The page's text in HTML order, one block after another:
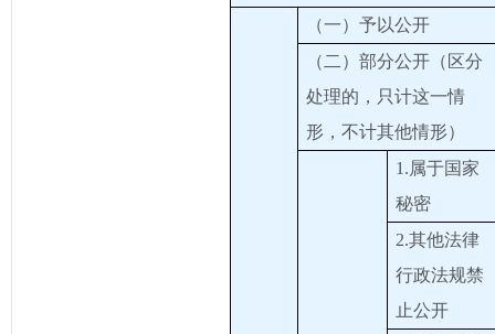
（一）予以公开
（二）部分公开（区分
处理的，只计这一情
形，不计其他情形）
1.属于国家
秘密
2.其他法律
行政法规禁
止公开